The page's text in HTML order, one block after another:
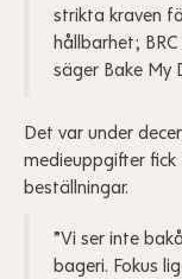
strikta kraven
hållbarhet;
säger Bake My
Det var under
medieuppgifter
beställningar.
”Vi ser inte
bageri. Fokus